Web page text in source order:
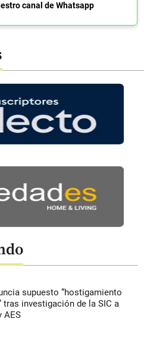
canal de Whatsapp
supuesto “hostigamiento
tras investigación de la SIC a
AES